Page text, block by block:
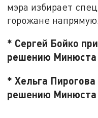
мэра избирает
горожане напрямую.
* Сергей Бойко
решению Минюста
* Хельга
решению Минюста